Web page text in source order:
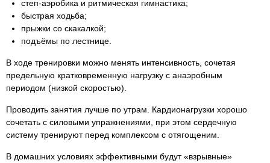
степ-аэробика и ритмическая гимнастика;
быстрая ходьба;
прыжки со скакалкой;
подъёмы по лестнице.
В ходе тренировки можно менять интенсивность, сочетая
предельную кратковременную нагрузку с анаэробным
периодом (низкой скоростью).
Проводить занятия лучше по утрам. Кардионагрузки хорошо
сочетать с силовыми упражнениями, при этом сердечную
систему тренируют перед комплексом с отягощеним.
В домашних условиях эффективными будут «взрывные»